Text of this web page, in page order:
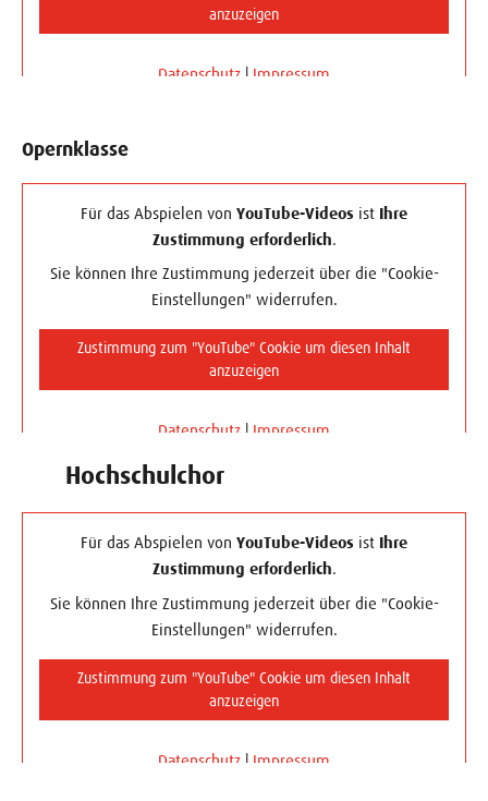
anzuzeigen
Datenschutz | Impressum
Opernklasse
Für das Abspielen von YouTube-Videos ist Ihre
Zustimmung erforderlich.
Sie können Ihre Zustimmung jederzeit über die "Cookie-
Einstellungen" widerrufen.
Zustimmung zum "YouTube" Cookie um diesen Inhalt
anzuzeigen
Datenschutz | Impressum
Hochschulchor
Für das Abspielen von YouTube-Videos ist Ihre
Zustimmung erforderlich.
Sie können Ihre Zustimmung jederzeit über die "Cookie-
Einstellungen" widerrufen.
Zustimmung zum "YouTube" Cookie um diesen Inhalt
anzuzeigen
Datenschutz | Impressum